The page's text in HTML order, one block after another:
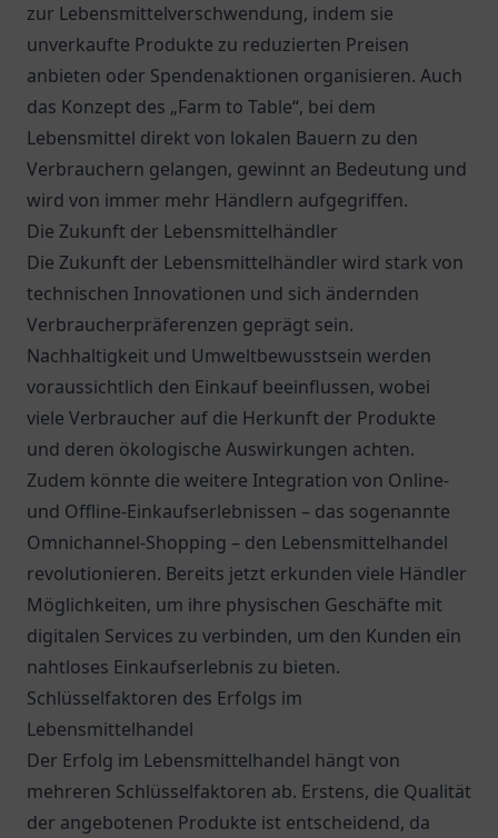
zur Lebensmittelverschwendung, indem sie
unverkaufte Produkte zu reduzierten Preisen
anbieten oder Spendenaktionen organisieren. Auch
das Konzept des „Farm to Table“, bei dem
Lebensmittel direkt von lokalen Bauern zu den
Verbrauchern gelangen, gewinnt an Bedeutung und
wird von immer mehr Händlern aufgegriffen.
Die Zukunft der Lebensmittelhändler
Die Zukunft der Lebensmittelhändler wird stark von
technischen Innovationen und sich ändernden
Verbraucherpräferenzen geprägt sein.
Nachhaltigkeit und Umweltbewusstsein werden
voraussichtlich den Einkauf beeinflussen, wobei
viele Verbraucher auf die Herkunft der Produkte
und deren ökologische Auswirkungen achten.
Zudem könnte die weitere Integration von Online-
und Offline-Einkaufserlebnissen – das sogenannte
Omnichannel-Shopping – den Lebensmittelhandel
revolutionieren. Bereits jetzt erkunden viele Händler
Möglichkeiten, um ihre physischen Geschäfte mit
digitalen Services zu verbinden, um den Kunden ein
nahtloses Einkaufserlebnis zu bieten.
Schlüsselfaktoren des Erfolgs im
Lebensmittelhandel
Der Erfolg im Lebensmittelhandel hängt von
mehreren Schlüsselfaktoren ab. Erstens, die Qualität
der angebotenen Produkte ist entscheidend, da